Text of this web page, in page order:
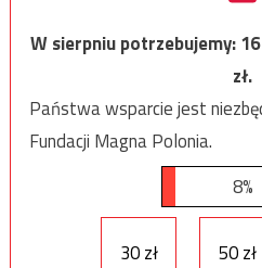
W sierpniu potrzebujemy:
zł.
Państwa wsparcie jest
Fundacji Magna Polonia.
8%
30 zł 50 zł